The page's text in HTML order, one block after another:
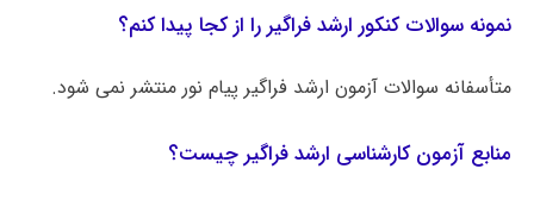
نمونه سوالات کنکور ارشد فراگیر را از کجا پیدا کنم؟
متأسفانه سوالات آزمون ارشد فراگیر پیام نور منتشر نمی شود.
منابع آزمون کارشناسی ارشد فراگیر چیست؟